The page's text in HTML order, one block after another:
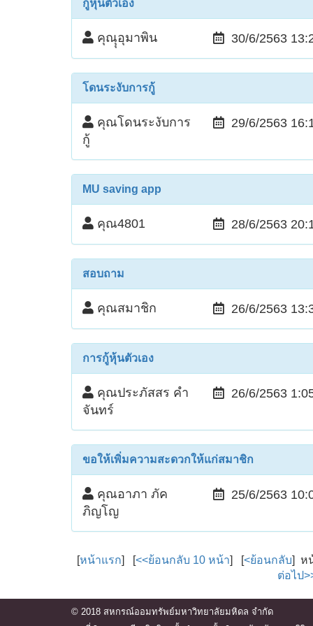
กู้หุ้นตัวเอง
คุณุุอุมาพิน 30/6/2563
โดนระงับการกู้
คุณโดนระงับการ
กู้
29/6/2563
MU saving app
คุณ4801 28/6/2563
สอบถาม
คุณสมาชิก 26/6/2563
การกู้หุ้นตัวเอง
คุณประภัสสร คำ
จันทร์
26/6/2563
ขอให้เพิ่มความสะดวกให้แก่สมาชิก
คุณอาภา ภัค
ภิญโญ
25/6/2563
[หน้าแรก] [<<ย้อนกลับ 10 หน้า] [<ย้อนกลับ] ห
ต่อไป
© 2018 สหกรณ์ออมทรัพย์มหาวิทยาลัยมหิดล จำกัด